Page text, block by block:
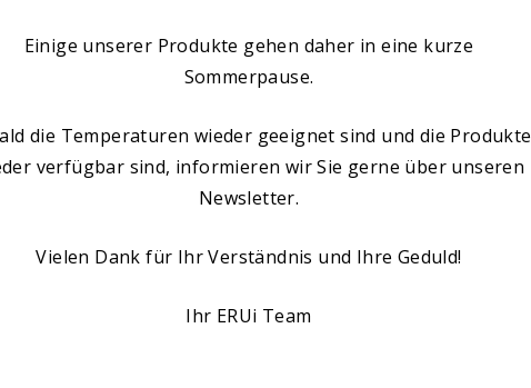
Einige unserer Produkte gehen daher in eine kurze
Sommerpause.
die Temperaturen wieder geeignet sind und die Produkte
verfügbar sind, informieren wir Sie gerne über unseren
Newsletter.
Vielen Dank für Ihr Verständnis und Ihre Geduld!
Ihr ERUi Team